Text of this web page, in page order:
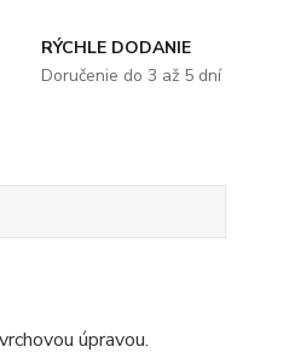
RÝCHLE DODANIE
Doručenie do 3 až 5 dní
úpravou.